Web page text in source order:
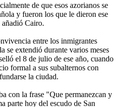
de que esos azorianos se
y fueron los que le dieron ese
Cairo.
entre los inmigrantes
se extendió durante varios meses
el 8 de julio de ese año, cuando
formal a sus subalternos con
la ciudad.
con la frase "Que permanezcan y
parte hoy del escudo de San